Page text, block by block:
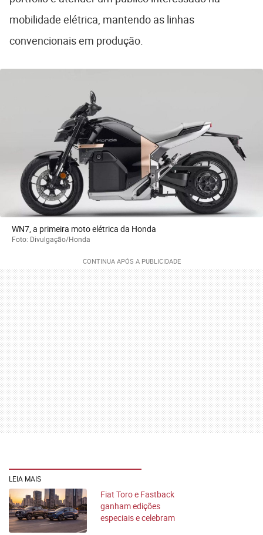
mobilidade elétrica, mantendo as linhas
convencionais em produção.
WN7, a primeira moto elétrica da Honda
Foto: Divulgação/Honda
LEIA MAIS
Fiat Toro e Fastback
ganham edições
especiais e celebram